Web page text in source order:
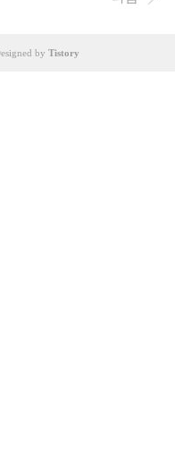
층적으로 살펴보고, 주요 모
니다. 대기오염 문제..
by Tistory